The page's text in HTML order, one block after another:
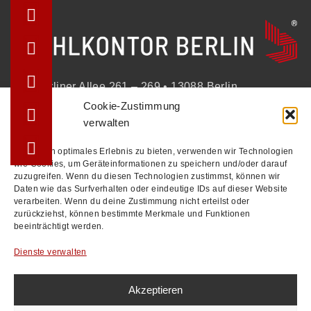
Cookie-Zustimmung
verwalten
Um dir ein optimales Erlebnis zu bieten, verwenden wir Technologien
wie Cookies, um Geräteinformationen zu speichern und/oder darauf
zuzugreifen. Wenn du diesen Technologien zustimmst, können wir
Daten wie das Surfverhalten oder eindeutige IDs auf dieser Website
verarbeiten. Wenn du deine Zustimmung nicht erteilst oder
zurückziehst, können bestimmte Merkmale und Funktionen
beeinträchtigt werden.
Dienste verwalten
Akzeptieren
Berliner Allee 261 – 269 • 13088 Berlin
+49 (30) 2100213-0
STÜHLE
BÄNKE
TISCHE
REFERENZEN